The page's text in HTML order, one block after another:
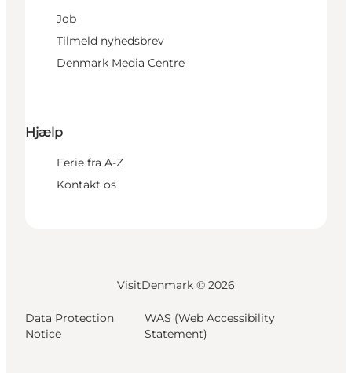
Job
Tilmeld nyhedsbrev
Denmark Media Centre
Hjælp
Ferie fra A-Z
Kontakt os
VisitDenmark © 2026
Data Protection
Notice
WAS (Web Accessibility
Statement)